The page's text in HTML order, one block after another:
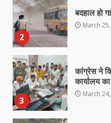
2
बदहाल हो
March
3
कांग्रेस ने
कार्यालय
March